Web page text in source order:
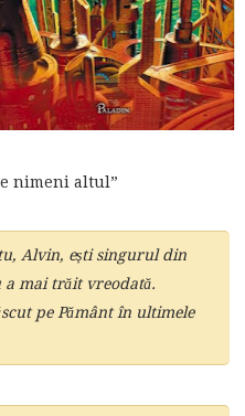
nimeni altul”
Alvin, ești singurul din
a mai trăit vreodată.
pe Pământ în ultimele